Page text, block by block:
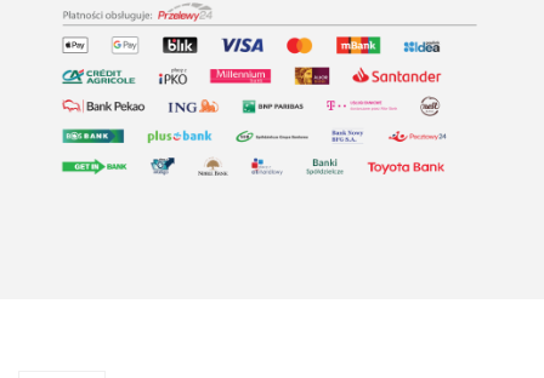
i
c
e
w
a
c
e
i
s
: